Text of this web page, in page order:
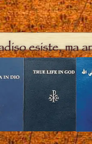
esiste, ma